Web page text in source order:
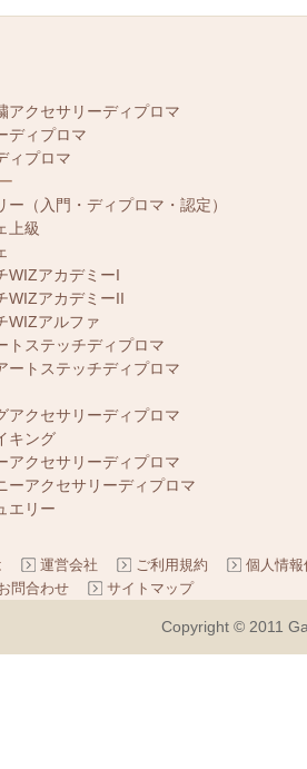
アクセサリーディプロマ
ディプロマ
ィプロマ
ー（入門・ディプロマ・認定）
上級
WIZアカデミーI
WIZアカデミーII
WIZアルファ
トステッチディプロマ
ートステッチディプロマ
アクセサリーディプロマ
キング
アクセサリーディプロマ
ーアクセサリーディプロマ
エリー
運営会社 ご利用規約
個人情
問合わせ サイトマップ
Copyright © 2011